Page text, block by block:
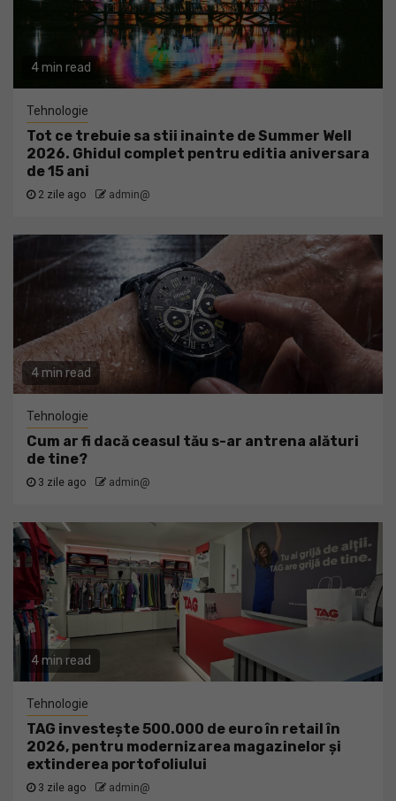
4 min read
Tehnologie
Tot ce trebuie sa stii inainte de Summer Well
2026. Ghidul complet pentru editia aniversara
de 15 ani
2 zile ago admin@
4 min read
Tehnologie
Cum ar fi dacă ceasul tău s-ar antrena alături
de tine?
3 zile ago admin@
4 min read
Tehnologie
TAG investește 500.000 de euro în retail în
2026, pentru modernizarea magazinelor și
extinderea portofoliului
3 zile ago admin@